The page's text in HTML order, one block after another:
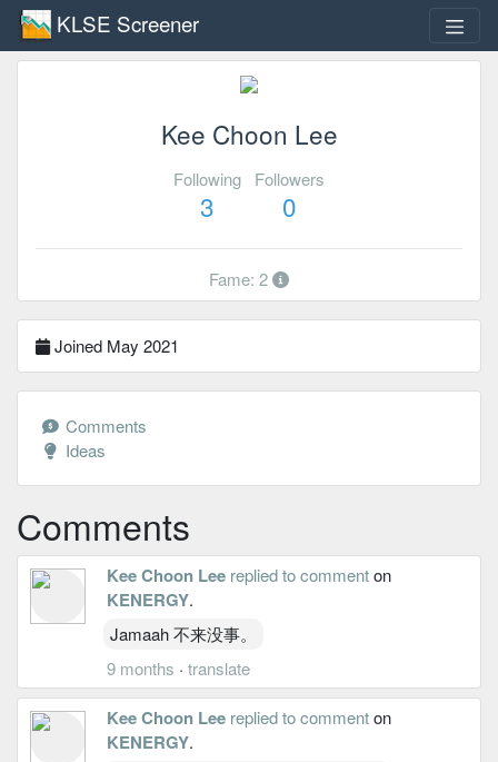
KLSE Screener
Kee Choon Lee
Following
3
Followers
0
Fame: 2
Joined May 2021
Comments
Ideas
Comments
Kee Choon Lee replied to commenton
KENERGY.
Jamaah 不来没事。
9 months · translate
Kee Choon Lee replied to commenton
KENERGY.